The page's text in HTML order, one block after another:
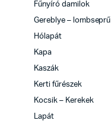
Fűnyíró damilok
Gereblye – lombseprű
Hólapát
Kapa
Kaszák
Kerti fűrészek
Kocsik – Kerekek
Lapát